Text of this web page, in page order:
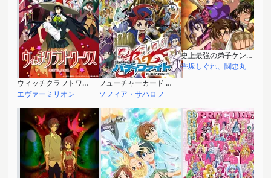
ウィッチクラフトワークス
エヴァーミリオン
フューチャーカード バディファイト
ソフィア・サハロフ
史上最強の弟子ケンイチ 闇の襲撃
香坂しぐれ、闘忠丸